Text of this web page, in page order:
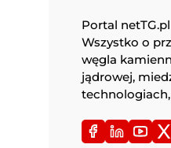
Portal
Wszystko o
węgla
jądrowej,